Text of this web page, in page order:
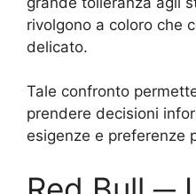
rivolgono a coloro che
delicato.
Tale confronto
prendere decisioni
esigenze e preferenze